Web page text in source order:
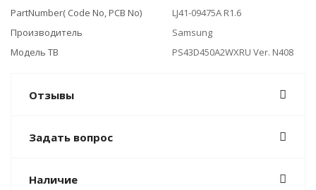
PartNumber( Code No, PCB No)
LJ41-09475A R1.6
Производитель
Samsung
Модель ТВ
PS43D450A2WXRU Ver. N408
Отзывы
Задать вопрос
Наличие